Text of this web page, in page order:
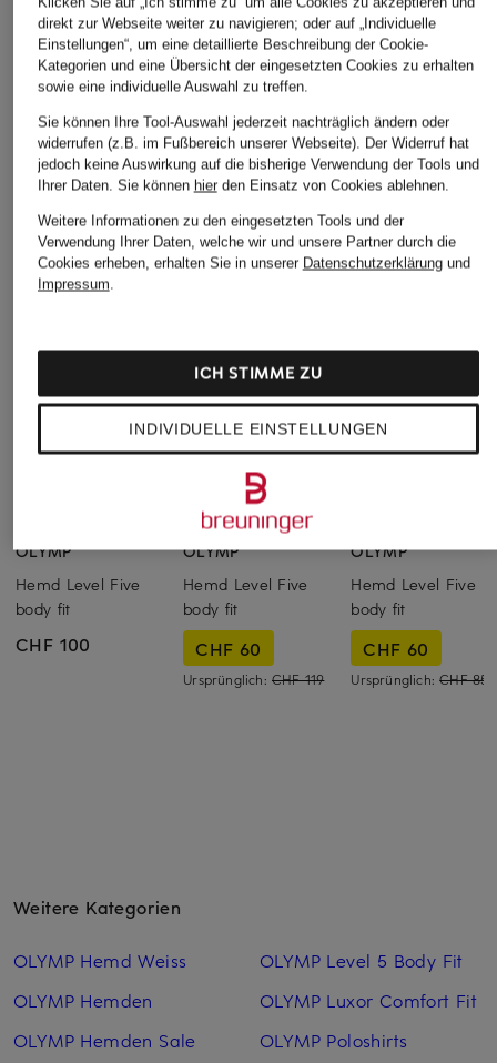
OLYMP
Hemd Level Five
body fit
CHF 100
OLYMP
Hemd Level Five
body fit
CHF 60
Ursprünglich: CHF 119
OLYMP
Hemd Level Five
body fit
CHF 60
Ursprünglich:CHF 85
Weitere Kategorien
OLYMP Hemd Weiss
OLYMP Hemden
OLYMP Hemden Sale
OLYMP Level 5 Body Fit
OLYMP Luxor Comfort Fit
OLYMP Poloshirts
direkt zur Webseite weiter zu navigieren; oder auf „Individuelle
Einstellungen“, um eine detaillierte Beschreibung der Cookie-
Kategorien und eine Übersicht der eingesetzten Cookies zu erhalten
sowie eine individuelle Auswahl zu treffen.
Sie können Ihre Tool-Auswahl jederzeit nachträglich ändern oder
widerrufen (z.B. im Fußbereich unserer Webseite). Der Widerruf hat
jedoch keine Auswirkung auf die bisherige Verwendung der Tools und
Ihrer Daten. Sie können hierden Einsatz von Cookies ablehnen.
Weitere Informationen zu den eingesetzten Tools und der
Verwendung Ihrer Daten, welche wir und unsere Partner durch die
Cookies erheben, erhalten Sie in unserer Datenschutzerklärungund
Impressum.
INDIVIDUELLE EINSTELLUNGEN
ICH STIMME ZU